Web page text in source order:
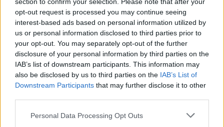
opt-out request is processed you may continue seeing
interest-based ads based on personal information utilized by
us or personal information disclosed to third parties prior to
your opt-out. You may separately opt-out of the further
disclosure of your personal information by third parties on the
IAB’s list of downstream participants. This information may
also be disclosed by us to third parties on the IAB’s List of
Downstream Participants that may further disclose it to other
Personal Data Processing Opt Outs
Artigo anterior
Fundão prepara criação da
Casa Amália Rodrigues
Próximo artigo
Águas do Centro Litoral
reformula sistemas de
telegestão do Lis e da Ria
ARTIGOS RELACIONADOSMAIS DO AUTOR